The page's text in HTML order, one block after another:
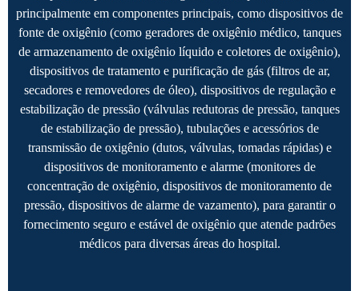
principalmente em componentes principais, como dispositivos de
fonte de oxigênio (como geradores de oxigênio médico, tanques
de armazenamento de oxigênio líquido e coletores de oxigênio),
dispositivos de tratamento e purificação de gás (filtros de ar,
secadores e removedores de óleo), dispositivos de regulação e
estabilização de pressão (válvulas redutoras de pressão, tanques
de estabilização de pressão), tubulações e acessórios de
transmissão de oxigênio (dutos, válvulas, tomadas rápidas) e
dispositivos de monitoramento e alarme (monitores de
concentração de oxigênio, dispositivos de monitoramento de
pressão, dispositivos de alarme de vazamento), para garantir o
fornecimento seguro e estável de oxigênio que atende padrões
médicos para diversas áreas do hospital.